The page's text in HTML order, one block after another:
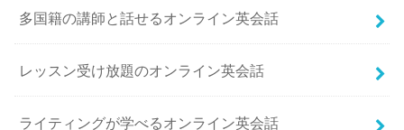
多国籍の講師と話せるオンライン英会話
レッスン受け放題のオンライン英会話
ライティングが学べるオンライン英会話